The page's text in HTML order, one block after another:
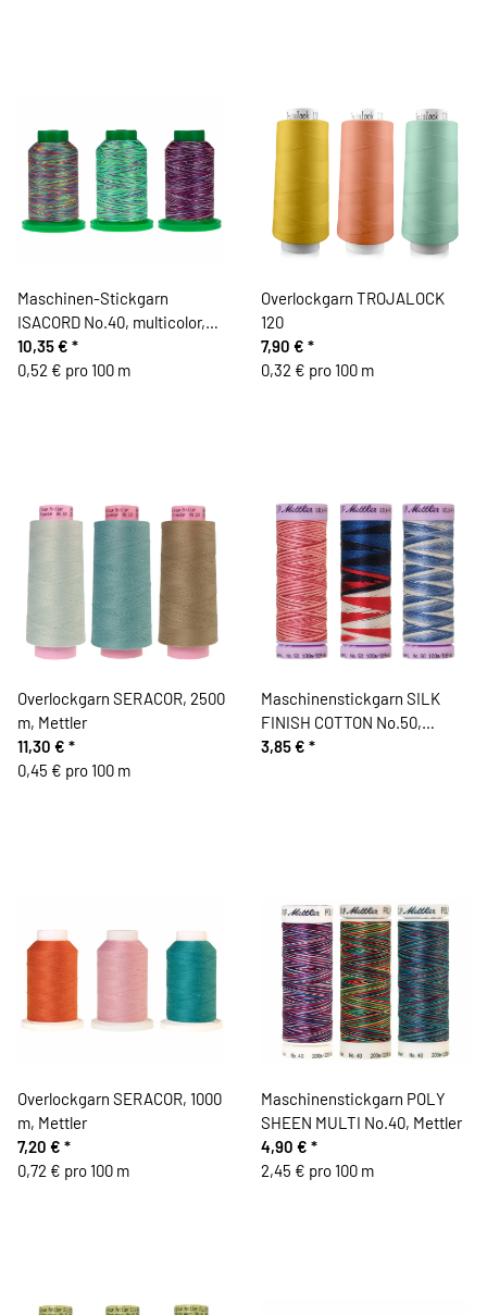
Maschinen-Stickgarn
ISACORD No.40, multicolor,
Mettler
10,35 € *
0,52 € pro 100 m
Overlockgarn TROJALOCK
120
7,90 € *
0,32 € pro 100 m
Overlockgarn SERACOR, 2500
m, Mettler
11,30 € *
0,45 € pro 100 m
Maschinenstickgarn SILK
FINISH COTTON No.50,
multicolor, 100 m, Mettler
3,85 € *
Overlockgarn SERACOR, 1000
m, Mettler
7,20 € *
0,72 € pro 100 m
Maschinenstickgarn POLY
SHEEN MULTI No.40, Mettler
4,90 € *
2,45 € pro 100 m